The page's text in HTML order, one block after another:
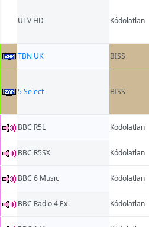
UTV HD Kódolatlan
TBN UK BISS
5 Select BISS
BBC R5L Kódolatlan
BBC R5SX Kódolatlan
BBC 6 Music Kódolatlan
BBC Radio 4 Ex Kódolatlan